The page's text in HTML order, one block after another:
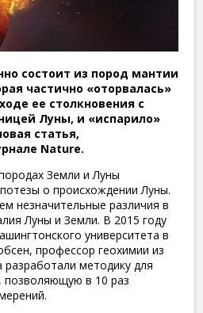
состоит из пород мантии
частично «оторвалась»
ее столкновения с
Луны, и «испарило»
статья,
Nature.
Земли и Луны
о происхождении Луны.
незначительные различия в
Луны и Земли. В 2015 году
университета в
профессор геохимии из
разработали методику для
позволяющую в 10 раз